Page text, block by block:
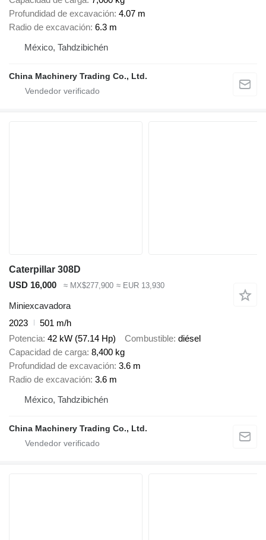
Profundidad de excavación 4.07 m
Radio de excavación 6.3 m
México, Tahdzibichén
China Machinery Trading Co., Ltd.
Caterpillar 308D
USD 16,000
≈ MX$277,900 ≈ EUR 13,930
Miniexcavadora
2023
501 m/h
Potencia 42 kW (57.14 Hp) Combustible diésel
Capacidad de carga 8,400 kg
Profundidad de excavación 3.6 m
Radio de excavación 3.6 m
México, Tahdzibichén
China Machinery Trading Co., Ltd.